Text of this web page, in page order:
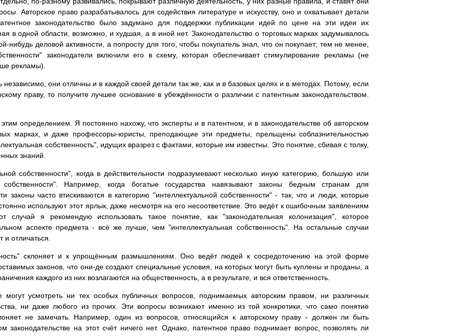
Авторское право разрабатывалось для содействия литературе и искусству, оно и охватывает детали
законодательство было задумано для поддержки публикации идей по цене на эти идеи их
в одной области, возможно, и худшая, а в иной нет. Законодательство о торговых марках задумывалось
нибудь деловой активности, а попросту для того, чтобы покупатель знал, что он покупает; тем не менее,
законодатели включили его в схему, которая обеспечивает стимулирование рекламы (не
рекламы).
независимо, они отличны и в каждой своей детали так же, как и в базовых целях и в методах. Потому, если
праву, то получите лучшее основание в убеждённости о различии с патентным законодательством.
определением. Я постоянно нахожу, что эксперты и в патентном, и в законодательстве об авторском
марках, и даже профессоры-юристы, преподающие эти предметы, прельщены соблазнительностью
собственность", идущих вразрез с фактами, которые им известны. Это понятие, сбивая с толку,
знаний.
собственности", когда в действительности подразумевают несколько иную категорию, большую или
Например, когда богатые государства навязывают законы бедным странам для
законы часто втискиваются в категорию "интеллектуальной собственности" - так, что и люди, которые
используют этот ярлык, даже несмотря на его несоответствие. Это ведёт к ошибочным заявлениям
я рекомендую использовать такое понятие, как "законодательная колонизация", которое
аспекте предмета - всё же лучше, чем "интеллектуальная собственность". На остальные случаи
отличаться.
склоняет и к упрощённым размышлениям. Оно ведёт людей к сосредоточению на этой форме
законов, что они-де создают специальные условия, на которых могут быть куплены и проданы, а
каждого из них возлагаются на общественность, а в результате, и вся ответственность.
усмотреть ни тех особых публичных вопросов, поднимаемых авторским правом, ни различных
ни даже любого из прочих. Эти вопросы возникают именно из той конкретики, что само понятие
не замечать. Например, один из вопросов, относящийся к авторскому праву - должен ли быть
на этот счёт ничего нет. Однако, патентное право поднимает вопрос, позволять ли